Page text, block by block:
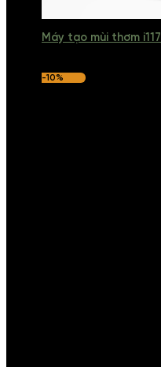
Máy tạo mùi thơm i117
-10%